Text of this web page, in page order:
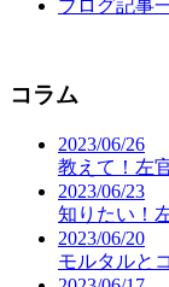
ブログ記事
コラム
2023/06/26
教えて！左
2023/06/23
知りたい！
2023/06/20
モルタルと